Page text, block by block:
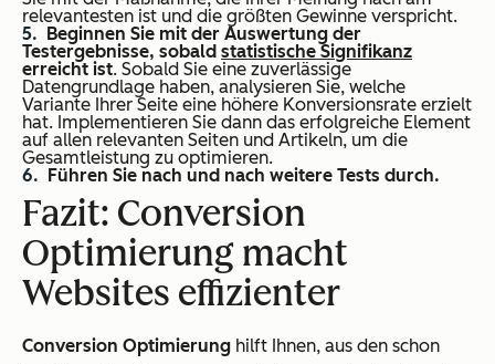
relevantesten ist und die größten Gewinne verspricht.
Beginnen Sie mit der Auswertung der
Testergebnisse, sobald statistische Signifikanz
erreicht ist. Sobald Sie eine zuverlässige
Datengrundlage haben, analysieren Sie, welche
Variante Ihrer Seite eine höhere Konversionsrate erzielt
hat. Implementieren Sie dann das erfolgreiche Element
auf allen relevanten Seiten und Artikeln, um die
Gesamtleistung zu optimieren.
Führen Sie nach und nach weitere Tests durch.
Fazit: Conversion
Optimierung macht
Websites effizienter
Conversion Optimierung hilft Ihnen, aus den schon